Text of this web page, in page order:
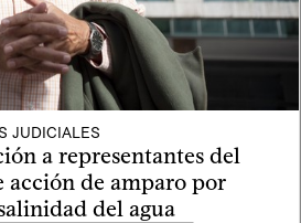
JUDICIALES
a representantes del
acción de amparo por
del agua